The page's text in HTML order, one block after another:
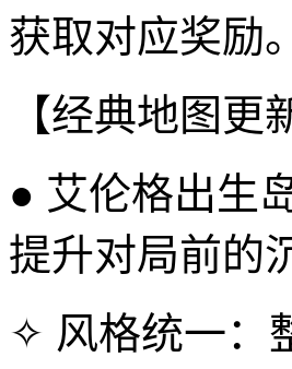
获取对应奖励。
【经典地图更
● 艾伦格出生
提升对局前的
✧ 风格统一：